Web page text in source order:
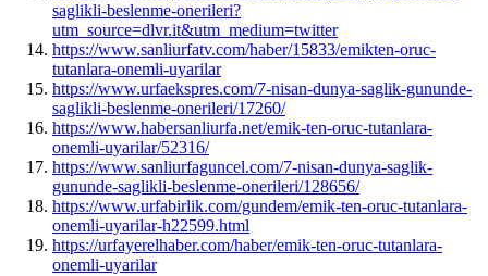
saglikli-beslenme-onerileri?
utm_source=dlvr.it&utm_medium=twitter
https://www.sanliurfatv.com/haber/15833/emikten-oruc-
tutanlara-onemli-uyarilar
https://www.urfaekspres.com/7-nisan-dunya-saglik-gununde-
saglikli-beslenme-onerileri/17260/
https://www.habersanliurfa.net/emik-ten-oruc-tutanlara-
onemli-uyarilar/52316/
https://www.sanliurfaguncel.com/7-nisan-dunya-saglik-
gununde-saglikli-beslenme-onerileri/128656/
https://www.urfabirlik.com/gundem/emik-ten-oruc-tutanlara-
onemli-uyarilar-h22599.html
https://urfayerelhaber.com/haber/emik-ten-oruc-tutanlara-
onemli-uyarilar